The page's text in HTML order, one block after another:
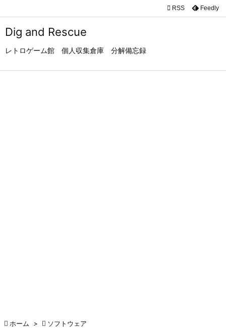
Dig and Rescue
レトロゲーム館 個人収集倉庫 分解備忘録


 RSS Feedly
 ホーム >  ソフトウェア